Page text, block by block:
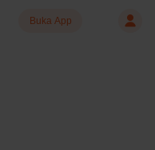
Buka App